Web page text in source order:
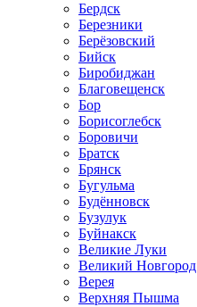
Бердск
Березники
Берёзовский
Бийск
Биробиджан
Благовещенск
Бор
Борисоглебск
Боровичи
Братск
Брянск
Бугульма
Будённовск
Бузулук
Буйнакск
Великие Луки
Великий Новгород
Верея
Верхняя Пышма